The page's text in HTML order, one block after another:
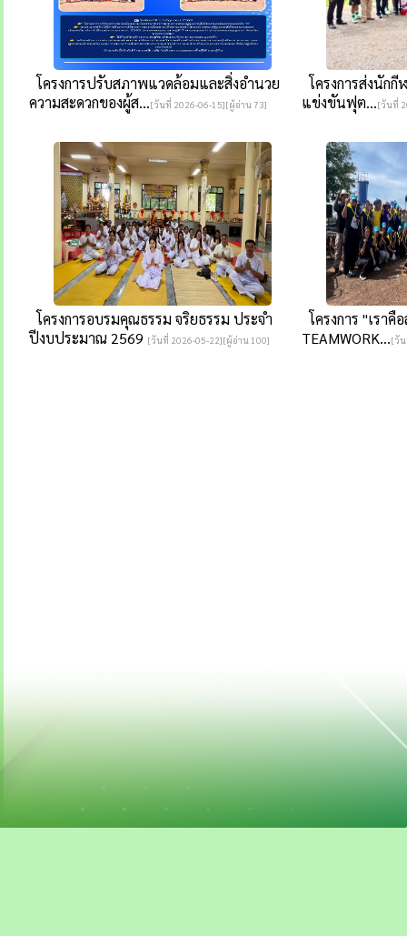
โครงการปรับสภาพแวดล้อมและสิ่งอำนวย
ความสะดวกของผู้ส...[วันที่ 2026-06-15][ผู้อ่าน 73]
โครงการส่งนัก
แข่งขันฟุต...[วันที่
โครงการอบรมคุณธรรม จริยธรรม ประจำ
ปีงบประมาณ 2569 [วันที่ 2026-05-22][ผู้อ่าน 100]
โครงการ "เราคื
TEAMWORK...[วั